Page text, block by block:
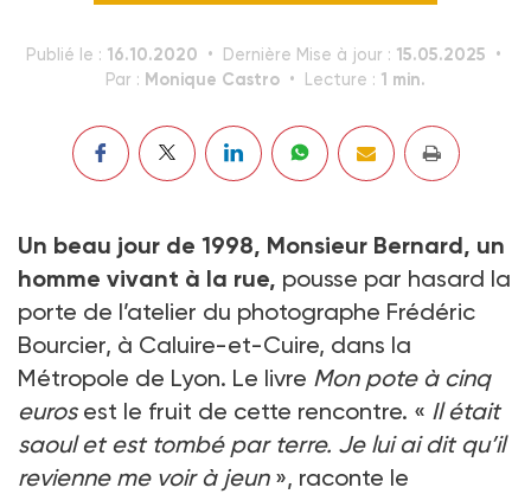
Publié le : 16.10.2020 Dernière Mise à jour : 15.05.2025
Par : Monique Castro Lecture : 1 min.
Un beau jour de 1998, Monsieur Bernard, un
homme vivant à la rue, pousse par hasard la
porte de l’atelier du photographe Frédéric
Bourcier, à Caluire-et-Cuire, dans la
Métropole de Lyon. Le livre Mon pote à cinq
eurosest le fruit de cette rencontre. « Il était
saoul et est tombé par terre. Je lui ai dit qu’il
revienne me voir à jeun», raconte le